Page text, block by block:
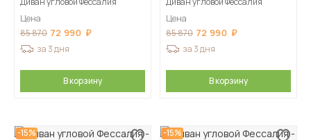
Цена
85 870 72 990
за 3 дня
В корзину
Цена
85 870 72 990
за 3 дня
В корзину
-15% -15%